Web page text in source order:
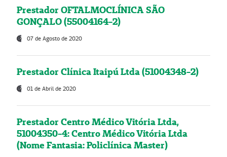
Prestador OFTALMOCLÍNICA SÃO
GONÇALO (55004164-2)
07 de Agosto de 2020
Prestador Clínica Itaipú Ltda (51004348-2)
01 de Abril de 2020
Prestador Centro Médico Vitória Ltda,
51004350-4: Centro Médico Vitória Ltda
(Nome Fantasia: Policlínica Master)